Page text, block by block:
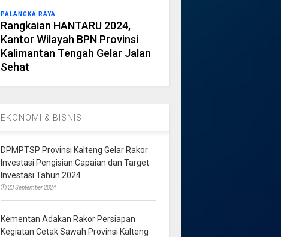
PALANGKA RAYA
Rangkaian HANTARU 2024,
Kantor Wilayah BPN Provinsi
Kalimantan Tengah Gelar Jalan
Sehat
EKONOMI & BISNIS
DPMPTSP Provinsi Kalteng Gelar Rakor
Investasi Pengisian Capaian dan Target
Investasi Tahun 2024
23 September 2024
Kementan Adakan Rakor Persiapan
Kegiatan Cetak Sawah Provinsi Kalteng